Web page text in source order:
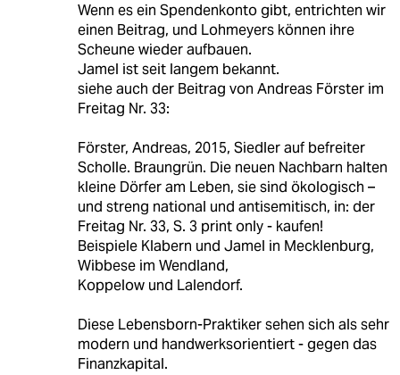
Wenn es ein Spendenkonto gibt, entrichten wir
einen Beitrag, und Lohmeyers können ihre
Scheune wieder aufbauen.
Jamel ist seit langem bekannt.
siehe auch der Beitrag von Andreas Förster im
Freitag Nr. 33:
Förster, Andreas, 2015, Siedler auf befreiter
Scholle. Braungrün. Die neuen Nachbarn halten
kleine Dörfer am Leben, sie sind ökologisch –
und streng national und antisemitisch, in: der
Freitag Nr. 33, S. 3 print only - kaufen!
Beispiele Klabern und Jamel in Mecklenburg,
Wibbese im Wendland,
Koppelow und Lalendorf.
Diese Lebensborn-Praktiker sehen sich als sehr
modern und handwerksorientiert - gegen das
Finanzkapital.